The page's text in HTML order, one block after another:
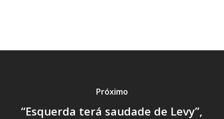
Próximo
“Esquerda terá saudade de Levy”,